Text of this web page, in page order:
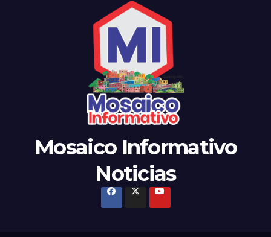
Mosaico Informativo
Noticias